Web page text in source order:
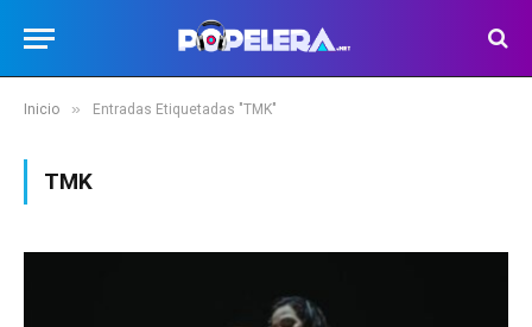
Inicio » Entradas Etiquetadas "TMK"
TMK